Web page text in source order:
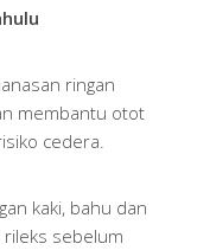
ringan
membantu otot
cedera.
kaki, bahu dan
sebelum